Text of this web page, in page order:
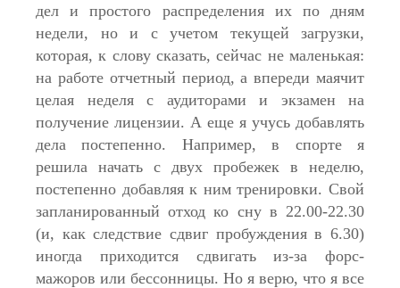
дел и простого распределения их по дням
недели, но и с учетом текущей загрузки,
которая, к слову сказать, сейчас не маленькая:
на работе отчетный период, а впереди маячит
целая неделя с аудиторами и экзамен на
получение лицензии. А еще я учусь добавлять
дела постепенно. Например, в спорте я
решила начать с двух пробежек в неделю,
постепенно добавляя к ним тренировки. Свой
запланированный отход ко сну в 22.00-22.30
(и, как следствие сдвиг пробуждения в 6.30)
иногда приходится сдвигать из-за форс-
мажоров или бессонницы. Но я верю, что я все